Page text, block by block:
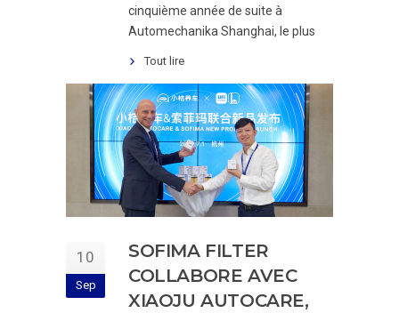
cinquième année de suite à
Automechanika Shanghai, le plus
Tout lire
10
Sep
SOFIMA FILTER
COLLABORE AVEC
XIAOJU AUTOCARE,